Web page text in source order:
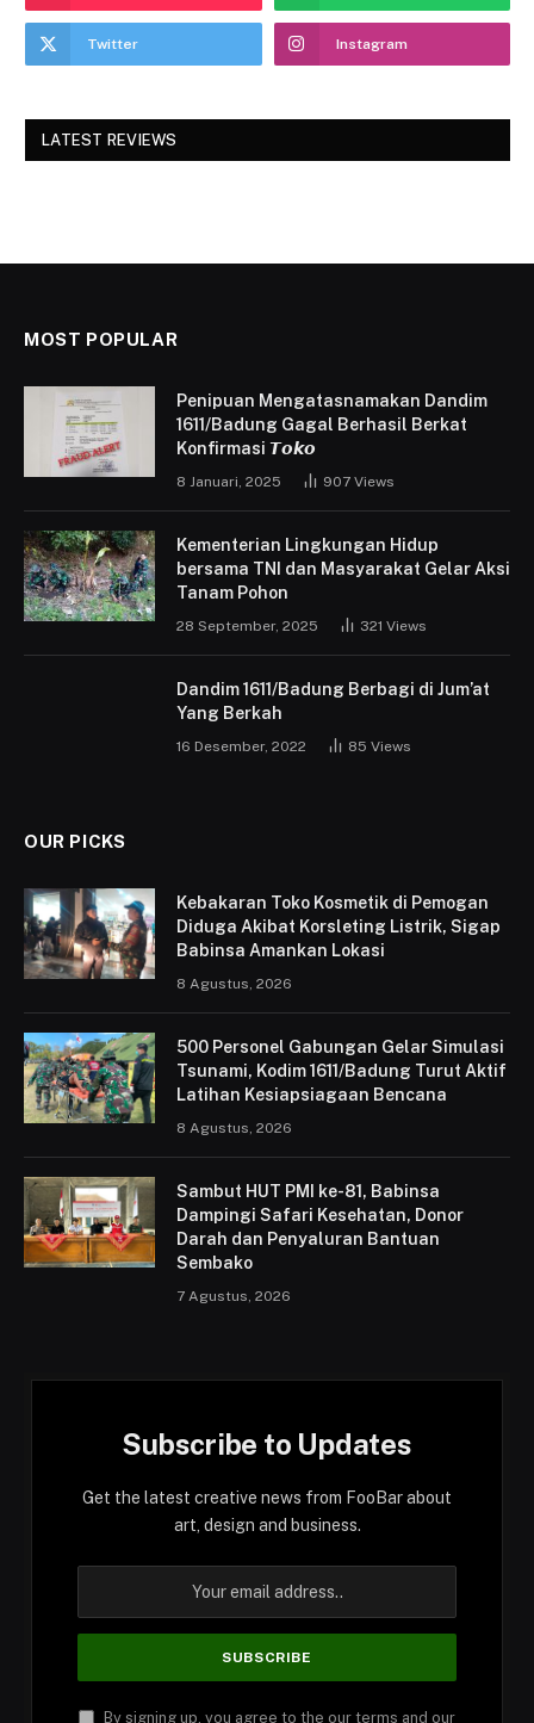
Twitter Instagram
LATEST REVIEWS
MOST POPULAR
Penipuan Mengatasnamakan Dandim
1611/Badung Gagal Berhasil Berkat
Konfirmasi 𝙏𝙤𝙠𝙤
8 Januari, 2025 907 Views
Kementerian Lingkungan Hidup
bersama TNI dan Masyarakat Gelar Aksi
Tanam Pohon
28 September, 2025 321 Views
Dandim 1611/Badung Berbagi di Jum’at
Yang Berkah
16 Desember, 2022 85 Views
OUR PICKS
Kebakaran Toko Kosmetik di Pemogan
Diduga Akibat Korsleting Listrik, Sigap
Babinsa Amankan Lokasi
8 Agustus, 2026
500 Personel Gabungan Gelar Simulasi
Tsunami, Kodim 1611/Badung Turut Aktif
Latihan Kesiapsiagaan Bencana
8 Agustus, 2026
Sambut HUT PMI ke-81, Babinsa
Dampingi Safari Kesehatan, Donor
Darah dan Penyaluran Bantuan
Sembako
7 Agustus, 2026
Subscribe to Updates
Get the latest creative news from FooBar about
art, design and business.
By signing up, you agree to the our terms and our